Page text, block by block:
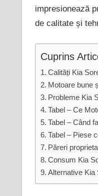
impresionează
de calitate și
Cuprins
Calități Kia
Motoare bune
Probleme Kia
Tabel – Ce
Tabel – Când
Tabel – Piese
Păreri
Consum Kia
Alternative Kia